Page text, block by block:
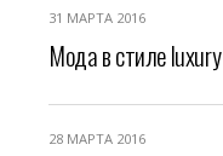
31 МАРТА 2016
Мода в стиле luxury
28 МАРТА 2016